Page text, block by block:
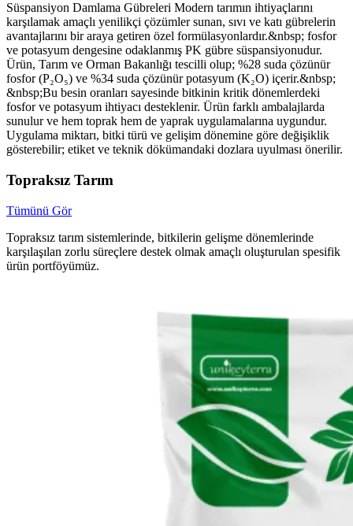
Süspansiyon Damlama Gübreleri Modern tarımın ihtiyaçlarını
karşılamak amaçlı yenilikçi çözümler sunan, sıvı ve katı gübrelerin
avantajlarını bir araya getiren özel formülasyonlardır.&nbsp; fosfor
ve potasyum dengesine odaklanmış PK gübre süspansiyonudur.
Ürün, Tarım ve Orman Bakanlığı tescilli olup; %28 suda çözünür
fosfor (P₂O₅) ve %34 suda çözünür potasyum (K₂O) içerir.&nbsp;
&nbsp;Bu besin oranları sayesinde bitkinin kritik dönemlerdeki
fosfor ve potasyum ihtiyacı desteklenir. Ürün farklı ambalajlarda
sunulur ve hem toprak hem de yaprak uygulamalarına uygundur.
Uygulama miktarı, bitki türü ve gelişim dönemine göre değişiklik
gösterebilir; etiket ve teknik dökümandaki dozlara uyulması önerilir.
Topraksız Tarım
Tümünü Gör
Topraksız tarım sistemlerinde, bitkilerin gelişme dönemlerinde
karşılaşılan zorlu süreçlere destek olmak amaçlı oluşturulan spesifik
ürün portföyümüz.